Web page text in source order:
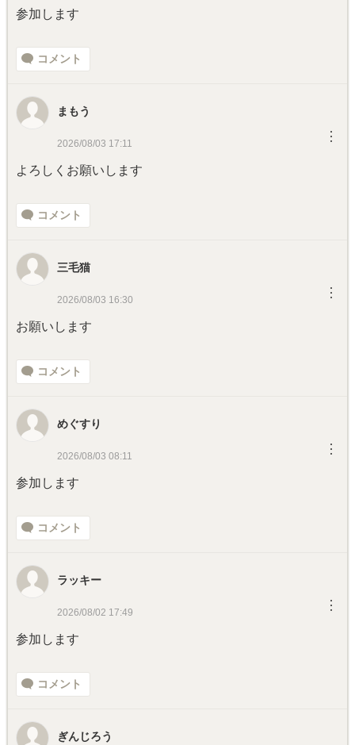
参加します
コメント
まもう
2026/08/03 17:11 ︙
よろしくお願いします
コメント
三毛猫
2026/08/03 16:30 ︙
お願いします
コメント
めぐすり
2026/08/03 08:11 ︙
参加します
コメント
ラッキー
2026/08/02 17:49 ︙
参加します
コメント
ぎんじろう